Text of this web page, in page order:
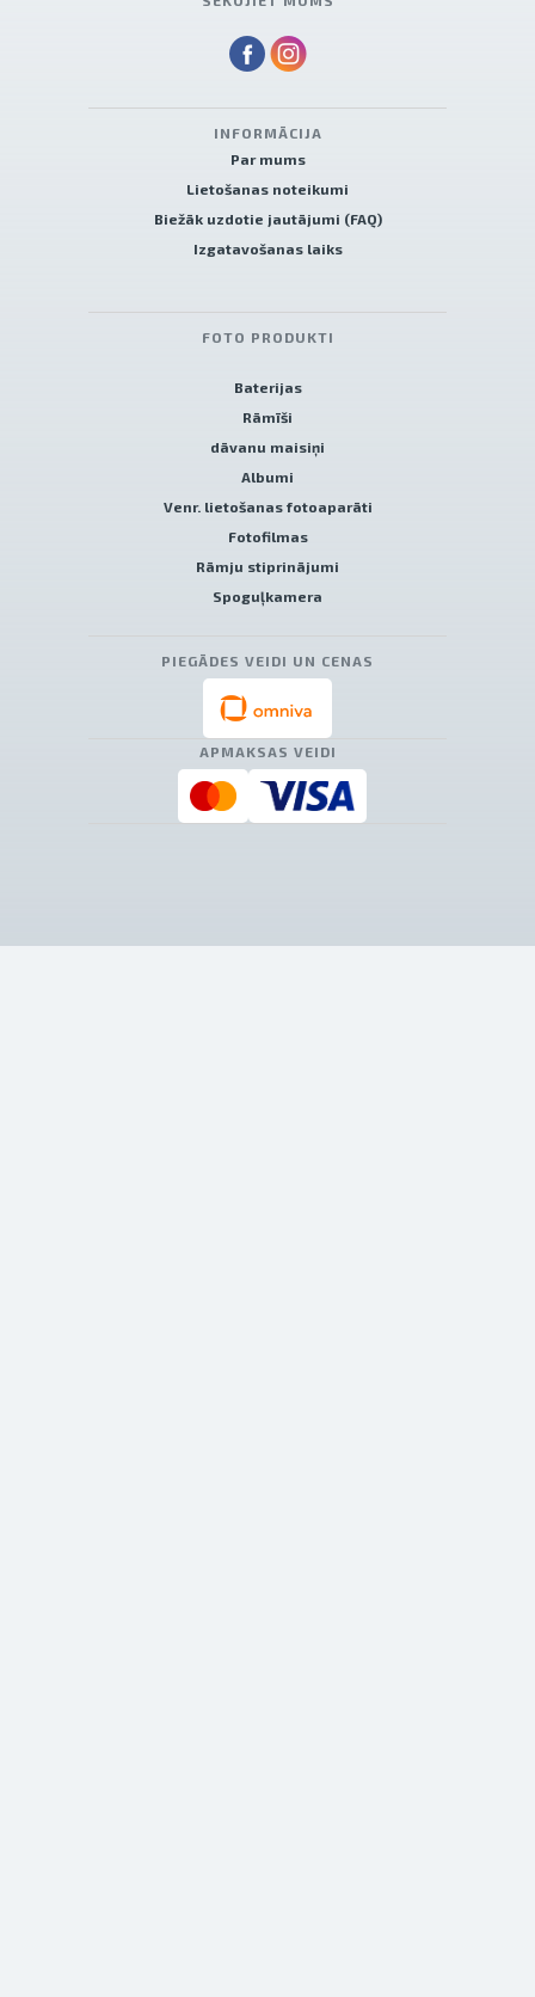
INFORMĀCIJA
Par mums
Lietošanas noteikumi
Biežāk uzdotie jautājumi (FAQ)
Izgatavošanas laiks
FOTO PRODUKTI
Baterijas
Rāmīši
dāvanu maisiņi
Albumi
Venr. lietošanas fotoaparāti
Fotofilmas
Rāmju stiprinājumi
Spoguļkamera
PIEGĀDES VEIDI UN CENAS
APMAKSAS VEIDI